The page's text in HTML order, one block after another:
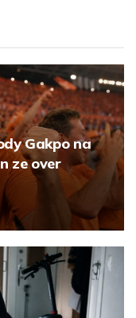
Gakpo na
ze over